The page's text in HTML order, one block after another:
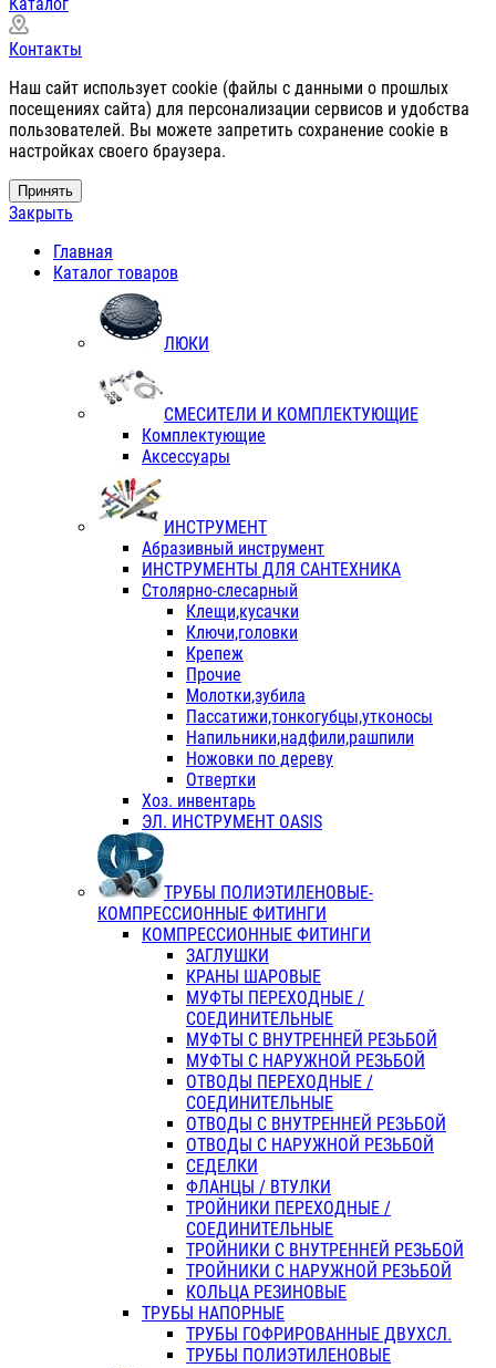
Контакты
Наш сайт использует cookie (файлы с данными о прошлых
посещениях сайта) для персонализации сервисов и удобства
пользователей. Вы можете запретить сохранение cookie в
настройках своего браузера.
Принять
Закрыть
Главная
Каталог товаров
ЛЮКИ
СМЕСИТЕЛИ И КОМПЛЕКТУЮЩИЕ
Комплектующие
Аксессуары
ИНСТРУМЕНТ
Абразивный инструмент
ИНСТРУМЕНТЫ ДЛЯ САНТЕХНИКА
Столярно-слесарный
Клещи,кусачки
Ключи,головки
Крепеж
Прочие
Молотки,зубила
Пассатижи,тонкогубцы,утконосы
Напильники,надфили,рашпили
Ножовки по дереву
Отвертки
Хоз. инвентарь
ЭЛ. ИНСТРУМЕНТ OASIS
ТРУБЫ ПОЛИЭТИЛЕНОВЫЕ-
КОМПРЕССИОННЫЕ ФИТИНГИ
КОМПРЕССИОННЫЕ ФИТИНГИ
ЗАГЛУШКИ
КРАНЫ ШАРОВЫЕ
МУФТЫ ПЕРЕХОДНЫЕ /
СОЕДИНИТЕЛЬНЫЕ
МУФТЫ С ВНУТРЕННЕЙ РЕЗЬБОЙ
МУФТЫ С НАРУЖНОЙ РЕЗЬБОЙ
ОТВОДЫ ПЕРЕХОДНЫЕ /
СОЕДИНИТЕЛЬНЫЕ
ОТВОДЫ С ВНУТРЕННЕЙ РЕЗЬБОЙ
ОТВОДЫ С НАРУЖНОЙ РЕЗЬБОЙ
СЕДЕЛКИ
ФЛАНЦЫ / ВТУЛКИ
ТРОЙНИКИ ПЕРЕХОДНЫЕ /
СОЕДИНИТЕЛЬНЫЕ
ТРОЙНИКИ С ВНУТРЕННЕЙ РЕЗЬБОЙ
ТРОЙНИКИ С НАРУЖНОЙ РЕЗЬБОЙ
КОЛЬЦА РЕЗИНОВЫЕ
ТРУБЫ НАПОРНЫЕ
ТРУБЫ ГОФРИРОВАННЫЕ ДВУХСЛ.
ТРУБЫ ПОЛИЭТИЛЕНОВЫЕ